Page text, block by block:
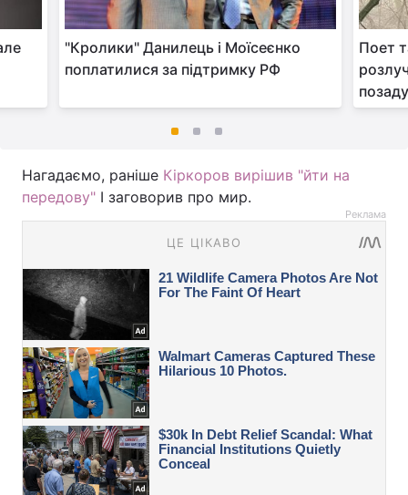
"Кролики" Данилець і Моїсеєнко
поплатилися за підтримку РФ
Поет
Нагадаємо, раніше Кіркоров вирішив "йти на
передову" І заговорив про мир.
Реклама